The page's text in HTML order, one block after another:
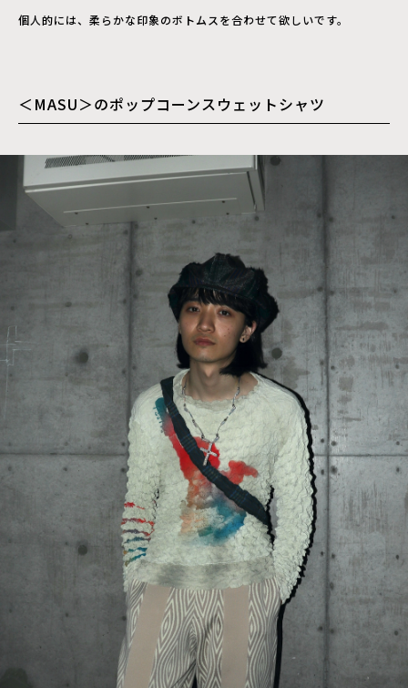
個人的には、柔らかな印象のボトムスを合わせて欲しいです。
＜MASU＞のポップコーンスウェットシャツ